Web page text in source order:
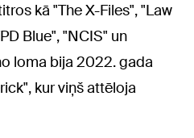
kā "The X-Files", "Law
Blue", "NCIS" un
loma bija 2022. gada
kur viņš attēloja